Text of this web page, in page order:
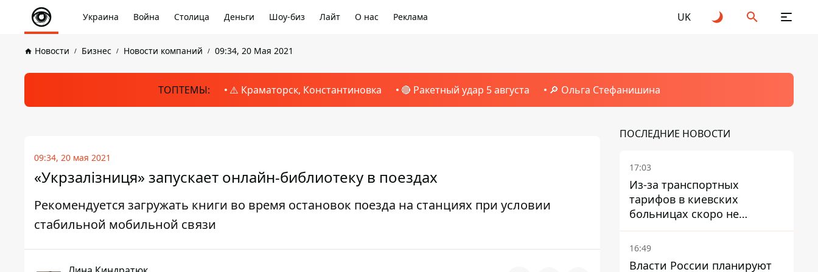
Украина Война Столица Деньги Шоу-биз Лайт О нас Реклама UK
Новости Бизнес Новости компаний 09:34, 20 Мая 2021
ТОПТЕМЫ: ⚠️ Краматорск, Константиновка 🔴 Ракетный удар 5 августа 🔎 Ольга Стефанишина
09:34, 20 мая 2021
«Укрзалізниця» запускает онлайн-библиотеку в поездах
Рекомендуется загружать книги во время остановок поезда на станциях при условии
стабильной мобильной связи
ПОСЛЕДНИЕ НОВОСТИ
17:03
Из-за транспортных
тарифов в киевских
больницах скоро не
останется медсестер и
санитарок - профессор
16:49
Власти России планируют